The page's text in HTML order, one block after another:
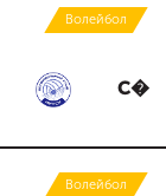
Волейбол
С�
Волейбол